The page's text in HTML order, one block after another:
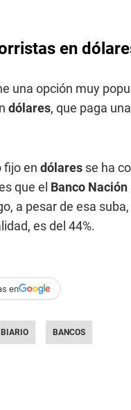
en
una opción muy
dólares, que paga
fijo en dólares se ha
que el Banco Nación
a pesar de esa
es del 44%.
en
BANCOS